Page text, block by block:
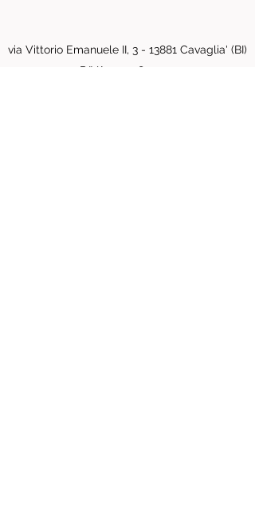
via Vittorio Emanuele II, 3 - 13881 Cavaglia' (BI)
P.IVA
01739810024